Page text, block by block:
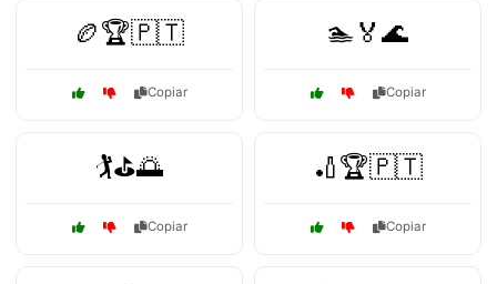
🏉🏆🇵🇹
Copiar
🏊🏅🌊
Copiar
🏌️⛳🌅
Copiar
🏏🏆🇵🇹
Copiar